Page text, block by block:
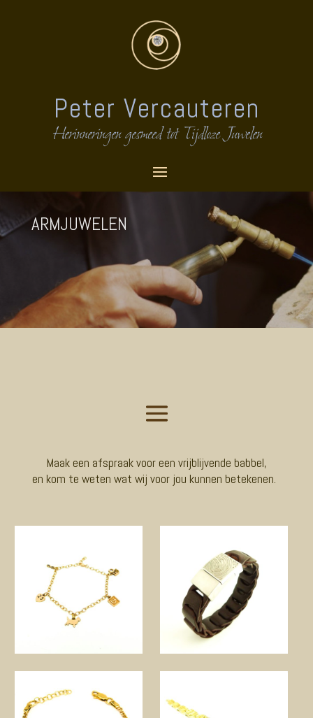
Peter Vercauteren
Herinneringen gesmeed tot Tijdloze Juwelen
ARMJUWELEN
Maak een afspraak voor een vrijblijvende babbel,
en kom te weten wat wij voor jou kunnen betekenen.